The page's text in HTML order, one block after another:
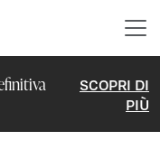
SCOPRI DI
PIÙ